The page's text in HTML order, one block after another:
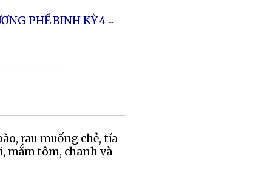
PHẾ BINH KỲ 4 --
rau muống chẻ, tía
mắm tôm, chanh và